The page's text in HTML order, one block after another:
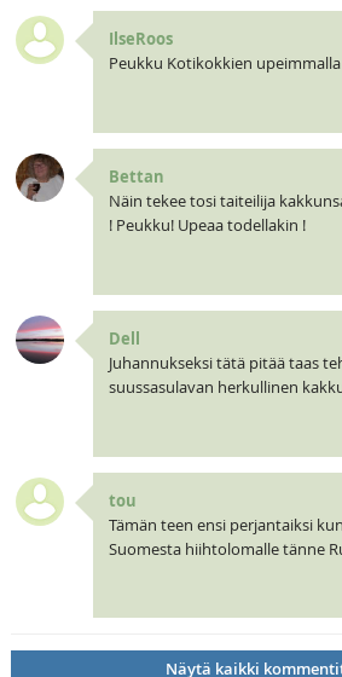
IlseRoos
Peukku Kotikokkien
Bettan
Näin tekee tosi taiteilija
! Peukku! Upeaa todellakin !
Dell
Juhannukseksi tätä pitää taas
suussasulavan herkullinen
tou
Tämän teen ensi perjantaiksi
Suomesta hiihtolomalle tänne
Näytä kaikki